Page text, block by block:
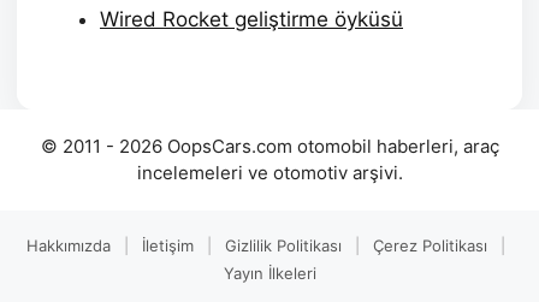
Wired Rocket geliştirme öyküsü
© 2011 - 2026 OopsCars.com otomobil haberleri, araç
incelemeleri ve otomotiv arşivi.
Hakkımızda İletişim Gizlilik Politikası Çerez Politikası
Yayın İlkeleri